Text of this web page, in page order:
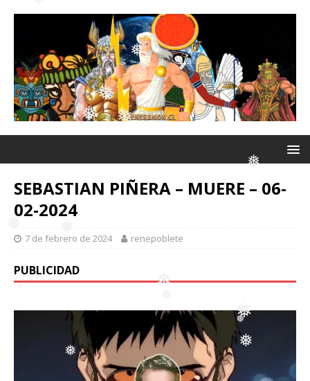
❅
❅
❅
❅
❅
❅
❅
❅
❅
❅
❅
SEBASTIAN PIÑERA – MUERE – 06-
02-2024
7 de febrero de 2024 renepoblete
PUBLICIDAD